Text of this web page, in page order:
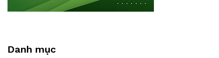
Danh mục